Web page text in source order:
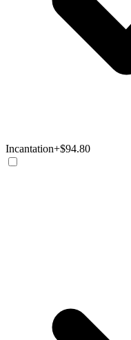
Incantation+$94.80